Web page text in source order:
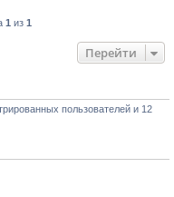
1 из 1
Перейти
пользователей и 12